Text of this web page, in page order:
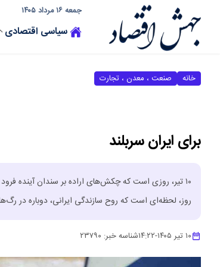
جمعه ۱۶ مرداد ۱۴۰۵
سیاسی اقتصادی
خانه صنعت ، معدن ، تجارت
برای ایران سربلند
۱۰ تیر، روزی است که چکش‌های اراده بر سندان آینده
روز، لحظه‌ای است که روح سازندگی ایرانی، دوباره در
۱۰ تیر ۱۴۰۵ -۱۴:۲۲شناسه خبر: ۲۳۷۹۰